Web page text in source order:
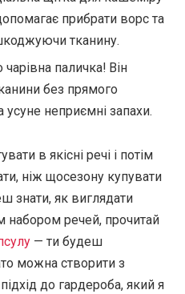
прибрати ворс та
тканину.
паличка! Він
без прямого
усуне неприємні запахи.
в якісні речі і потім
ніж щосезону купувати
знати, як виглядати
набором речей, прочитай
— ти будеш
можна створити з
до гардероба, який я